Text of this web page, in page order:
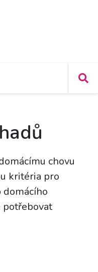
chovu
kritéria pro
potřebovat